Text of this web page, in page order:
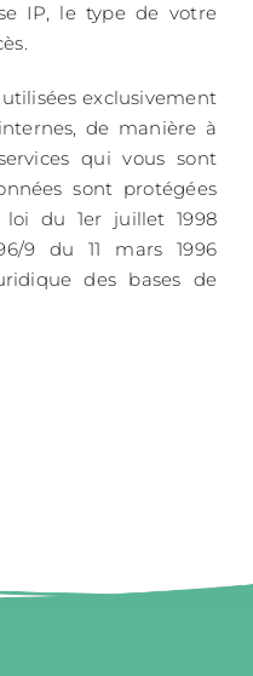
IP, le type de votre
exclusivement
de manière à
qui vous sont
sont protégées
du 1er juillet 1998
9 du 11 mars 1996
des bases de